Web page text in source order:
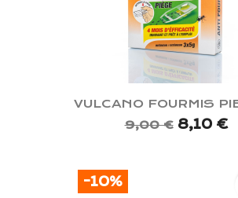
VULCANO FOURMIS
9,00 € 8,10 €
-10%